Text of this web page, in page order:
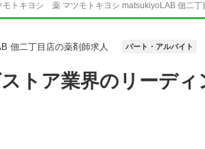
モトキヨシ 薬 マツモトキヨシ matsukiyoLAB 佃二丁
佃二丁目店の薬剤師求人 パート・アルバイト
ストア業界のリーデ